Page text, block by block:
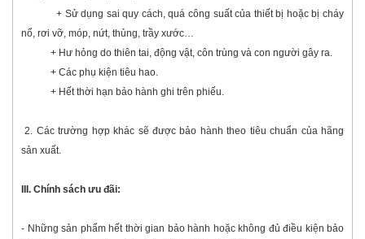
+ Sử dụng sai quy cách, quá công suất của thiết bị hoặc bị cháy
nổ, rơi vỡ, móp, nứt, thủng, trầy xước…
+ Hư hỏng do thiên tai, động vật, côn trùng và con người gây ra.
+ Các phụ kiện tiêu hao.
+ Hết thời hạn bảo hành ghi trên phiếu.
2. Các trường hợp khác sẽ được bảo hành theo tiêu chuẩn của hãng
sản xuất.
III. Chính sách ưu đãi:
- Những sản phẩm hết thời gian bảo hành hoặc không đủ điều kiện bảo